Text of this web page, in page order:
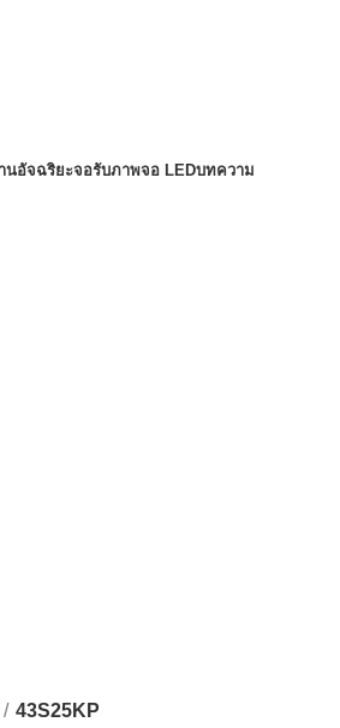
นอัจฉริยะจอรับภาพจอ LEDบทความ
43S25KP